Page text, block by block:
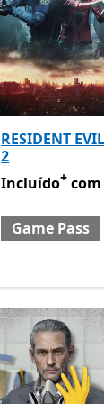
RESIDENT EVIL
2
Incluído com
Incluído+ com
Game Pass